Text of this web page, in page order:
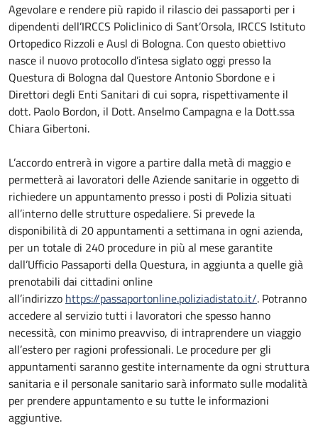
Agevolare e rendere più rapido il rilascio dei passaporti per i
dipendenti dell’IRCCS Policlinico di Sant’Orsola, IRCCS Istituto
Ortopedico Rizzoli e Ausl di Bologna. Con questo obiettivo
nasce il nuovo protocollo d’intesa siglato oggi presso la
Questura di Bologna dal Questore Antonio Sbordone e i
Direttori degli Enti Sanitari di cui sopra, rispettivamente il
dott. Paolo Bordon, il Dott. Anselmo Campagna e la Dott.ssa
Chiara Gibertoni.
L’accordo entrerà in vigore a partire dalla metà di maggio e
permetterà ai lavoratori delle Aziende sanitarie in oggetto di
richiedere un appuntamento presso i posti di Polizia situati
all’interno delle strutture ospedaliere. Si prevede la
disponibilità di 20 appuntamenti a settimana in ogni azienda,
per un totale di 240 procedure in più al mese garantite
dall’Ufficio Passaporti della Questura, in aggiunta a quelle già
prenotabili dai cittadini online
all’indirizzo https://passaportonline.poliziadistato.it/. Potranno
accedere al servizio tutti i lavoratori che spesso hanno
necessità, con minimo preavviso, di intraprendere un viaggio
all’estero per ragioni professionali. Le procedure per gli
appuntamenti saranno gestite internamente da ogni struttura
sanitaria e il personale sanitario sarà informato sulle modalità
per prendere appuntamento e su tutte le informazioni
aggiuntive.